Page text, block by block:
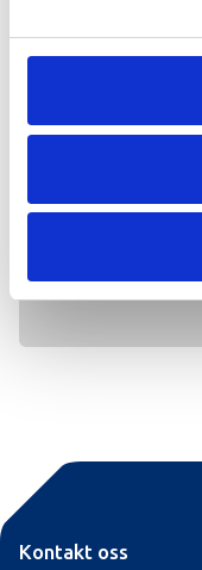
Kontakt oss